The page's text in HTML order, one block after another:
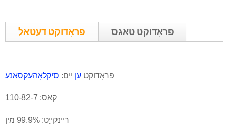
פּראָדוקט דעטאַל פּראָדוקט טאַגס
פּראָדוקט ען יים: סיקלאָהעקסאַנע
קאַס: 110-82-7
ריינקייַט: 99.9% מין